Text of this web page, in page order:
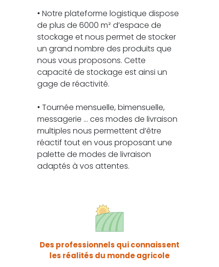
• Notre plateforme logistique dispose
de plus de 6000 m² d’espace de
stockage et nous permet de stocker
un grand nombre des produits que
nous vous proposons. Cette
capacité de stockage est ainsi un
gage de réactivité.
• Tournée mensuelle, bimensuelle,
messagerie … ces modes de livraison
multiples nous permettent d’être
réactif tout en vous proposant une
palette de modes de livraison
adaptés à vos attentes.
Des professionnels qui connaissent
les réalités du monde agricole